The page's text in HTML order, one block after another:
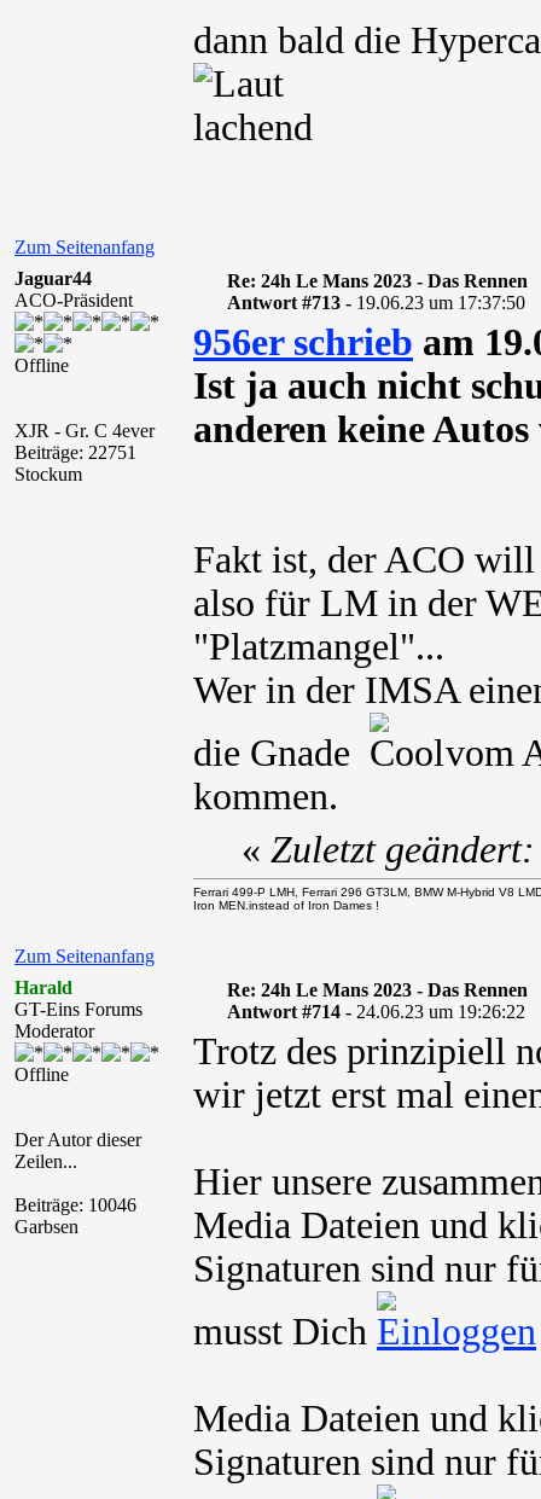
dann bald die
Zum Seitenanfang
Jaguar44
ACO-Präsident
Offline
XJR - Gr. C 4ever
Beiträge: 22751
Stockum
Re: 24h Le Mans 2023 - Das Rennen
Antwort #713 - 19.06.23 um 17:37:50
956er schrieb am
Ist ja auch nicht
anderen keine
Fakt ist, der ACO will
also für LM in der
"Platzmangel"...
Wer in der IMSA
die Gnade
vom
kommen.
Zum Seitenanfang
« Zuletzt
Ferrari 499-P LMH, Ferrari 296 GT3LM, BMW M-Hybrid V8
Iron MEN.instead of Iron Dames !
Harald
GT-Eins Forums
Moderator
Offline
Der Autor dieser
Zeilen...
Beiträge: 10046
Garbsen
Re: 24h Le Mans 2023 - Das Rennen
Antwort #714 - 24.06.23 um 19:26:22
Trotz des prinzipiell
wir jetzt erst mal
Hier unsere
Media Dateien und
Signaturen sind nur
musst Dich
Media Dateien und
Signaturen sind nur